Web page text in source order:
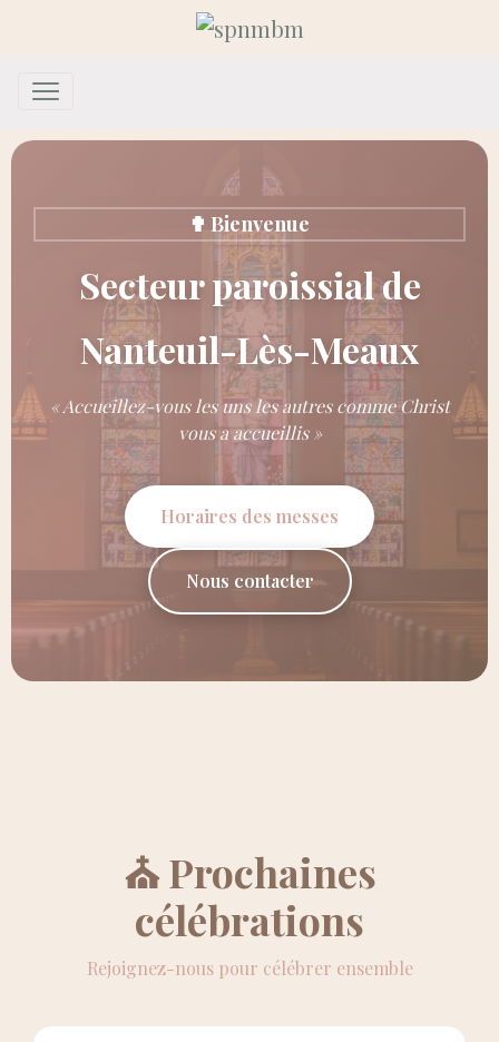
✟ Bienvenue
Secteur paroissial de
Nanteuil-Lès-Meaux
« Accueillez-vous les uns les autres comme Christ
vous a accueillis »
Horaires des messes
Nous contacter
⛪ Prochaines
célébrations
Rejoignez-nous pour célébrer ensemble